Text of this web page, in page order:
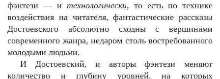
фэнтези — и технологически, то есть по технике
воздействия на читателя, фантастические рассказы
Достоевского абсолютно сходны с вершинами
современного жанра, недаром столь востребованного
молодыми людьми.
И Достоевский, и авторы фэнтези меняют
количество и глубину уровней, на которых